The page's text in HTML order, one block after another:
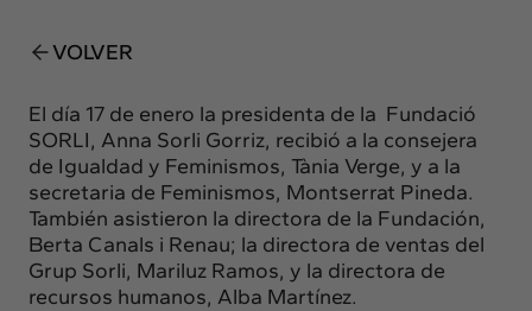
info@intermedia.es
VOLVER
El día 17 de enero la presidenta de la Fundació
SORLI, Anna Sorli Gorriz, recibió a la consejera
de Igualdad y Feminismos, Tània Verge, y a la
secretaria de Feminismos, Montserrat Pineda.
También asistieron la directora de la Fundación,
Berta Canals i Renau; la directora de ventas del
Grup Sorli, Mariluz Ramos, y la directora de
recursos humanos, Alba Martínez.